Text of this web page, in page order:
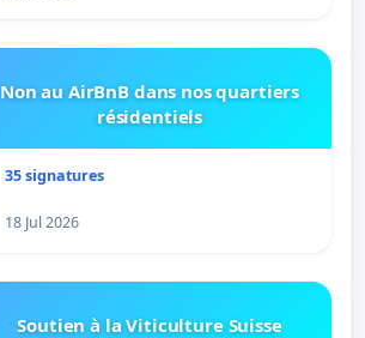
Non au AirBnB dans nos quartiers
résidentiels
35 signatures
18 Jul 2026
Soutien à la Viticulture Suisse